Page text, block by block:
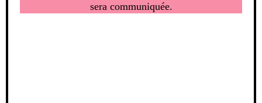
sera communiquée.